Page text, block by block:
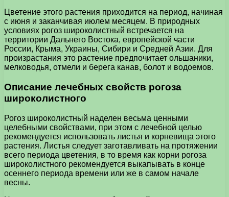
Цветение этого растения приходится на период, начиная
с июня и заканчивая июлем месяцем. В природных
условиях рогоз широколистный встречается на
территории Дальнего Востока, европейской части
России, Крыма, Украины, Сибири и Средней Азии. Для
произрастания это растение предпочитает ольшаники,
мелководья, отмели и берега канав, болот и водоемов.
Описание лечебных свойств рогоза
широколистного
Рогоз широколистный наделен весьма ценными
целебными свойствами, при этом с лечебной целью
рекомендуется использовать листья и корневища этого
растения. Листья следует заготавливать на протяжении
всего периода цветения, в то время как корни рогоза
широколистного рекомендуется выкапывать в конце
осеннего периода времени или же в самом начале
весны.